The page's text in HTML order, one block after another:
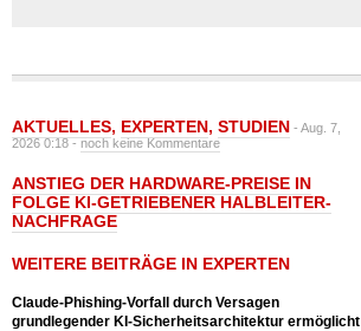
AKTUELLES, EXPERTEN, STUDIEN - Aug. 7,
2026 0:18 -noch keine Kommentare
ANSTIEG DER HARDWARE-PREISE IN
FOLGE KI-GETRIEBENER HALBLEITER-
NACHFRAGE
WEITERE BEITRÄGE IN EXPERTEN
Claude-Phishing-Vorfall durch Versagen
grundlegender KI-Sicherheitsarchitektur ermöglicht